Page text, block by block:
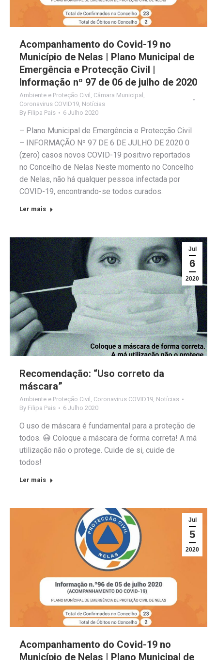
Acompanhamento do Covid-19 no
Município de Nelas | Plano Municipal de
Emergência e Protecção Civil |
Informação nº 97 de 06 de julho de 2020
Ambiente e Proteção Civil Câmara Municipal
Coronavirus COVID19 Notícias
By Filipa Pais 6 Julho 2020
– Plano Municipal de Emergência e Protecção Civil
– INFORMAÇÃO Nº 97 DE 6 DE JULHO DE 2020 0
(zero) casos novos COVID-19 positivo reportados
no Concelho de Nelas Neste momento no Concelho
de Nelas, não há qualquer pessoa infectada por
COVID-19, encontrando-se todos curados.
Ler mais
Jul
6
2020
Recomendação: “Uso correto da
máscara”
Ambiente e Proteção Civil Coronavirus COVID19 Notícias
By Filipa Pais 6 Julho 2020
O uso de máscara é fundamental para a proteção de
todos. 😷 Coloque a máscara de forma correta! A má
utilização não o protege. Cuide de si, cuide de
todos!
Ler mais
Jul
5
2020
Acompanhamento do Covid-19 no
Município de Nelas | Plano Municipal de